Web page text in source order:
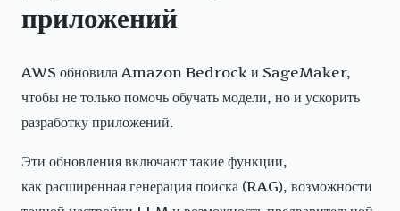
приложений
AWS обновила Amazon Bedrock и SageMaker,
чтобы не только помочь обучать модели, но и ускорить
разработку приложений.
Эти обновления включают такие функции,
как расширенная генерация поиска (RAG), возможности